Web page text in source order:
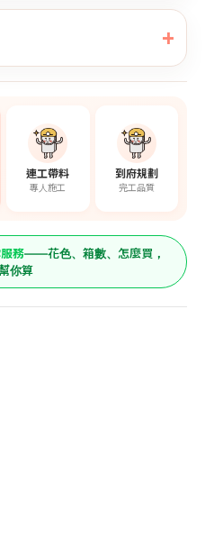
連工帶料
專人施工
到府規劃
完工品質
務——花色、箱數、怎麼買，
你算